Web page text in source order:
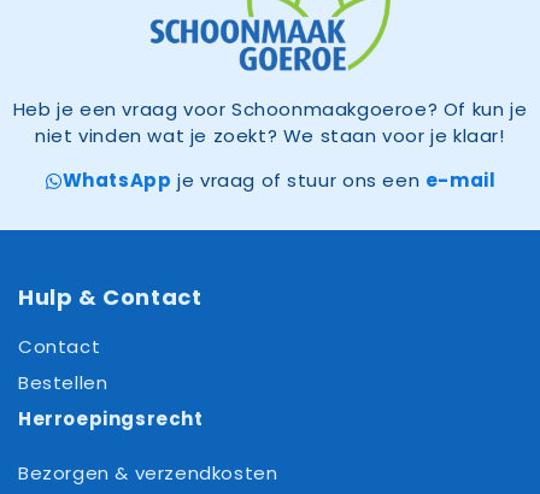
Heb je een vraag voor Schoonmaakgoeroe? Of kun je
niet vinden wat je zoekt? We staan voor je klaar!
WhatsApp je vraag of stuur ons een e-mail
Hulp & Contact
Contact
Bestellen
Herroepingsrecht
Bezorgen & verzendkosten